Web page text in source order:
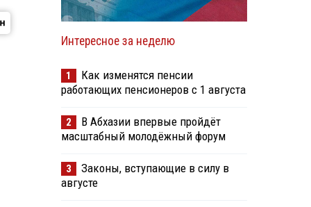
Интересное за неделю
1
Как изменятся пенсии
работающих пенсионеров с 1 августа
2
В Абхазии впервые пройдёт
масштабный молодёжный форум
3
Законы, вступающие в силу в
августе